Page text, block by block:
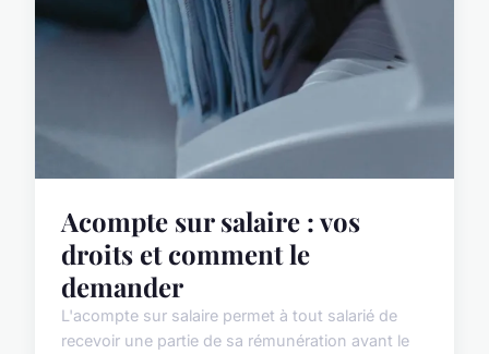
Acompte sur salaire : vos
droits et comment le
demander
L'acompte sur salaire permet à tout salarié de
recevoir une partie de sa rémunération avant le